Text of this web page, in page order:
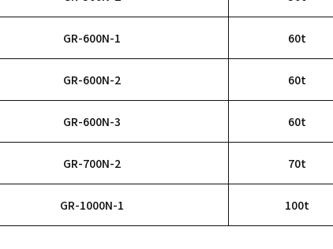
GR-600N-1 60t
GR-600N-2 60t
GR-600N-3 60t
GR-700N-2 70t
GR-1000N-1 100t